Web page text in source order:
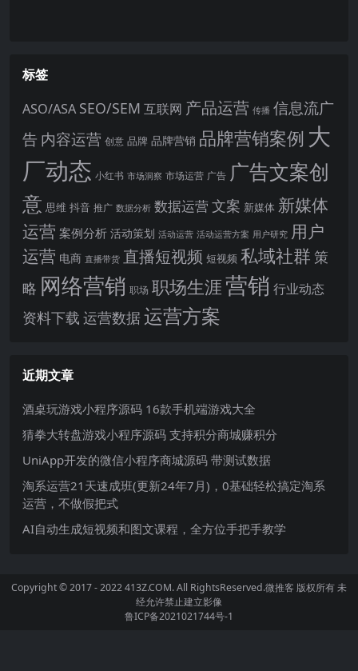
标签
ASO/ASA SEO/SEM 互联网 产品运营 传播 信息流广
告 内容运营 创意 品牌 品牌营销 品牌营销案例 大
厂动态 小红书 市场洞察 市场运营 广告 广告文案创
意 思维 抖音 推广 数据分析 数据运营 文案 新媒体 新媒体
运营 案例分析 活动策划 活动运营 活动运营方案 用户研究 用户
运营 电商 直播带货 直播短视频 短视频 私域社群 策
略 网络营销 职场 职场生涯营销 行业动态
资料下载 运营数据运营方案
近期文章
酒桌玩游戏小程序源码 16款手机端游戏大全
猜拳大转盘游戏小程序源码 支持积分商城赚积分
UniApp开发的微信小程序商城源码 带测试数据
淘系运营21天速成班(更新24年7月)，0基础轻松搞定淘系
运营，不做假把式
AI自动生成短视频和图文课程，全方位手把手教学
Copyright © 2017 - 2022 413Z.COM. All RightsReserved.微推客 版权所有 未
经允许禁止建立影像
鲁ICP备2021021744号-1